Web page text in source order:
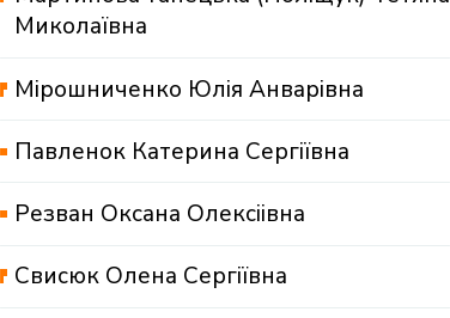
Миколаївна
Мірошниченко Юлія Анварівна
Павленок Катерина Сергіївна
Резван Оксана Олексіівна
Свисюк Олена Сергіївна